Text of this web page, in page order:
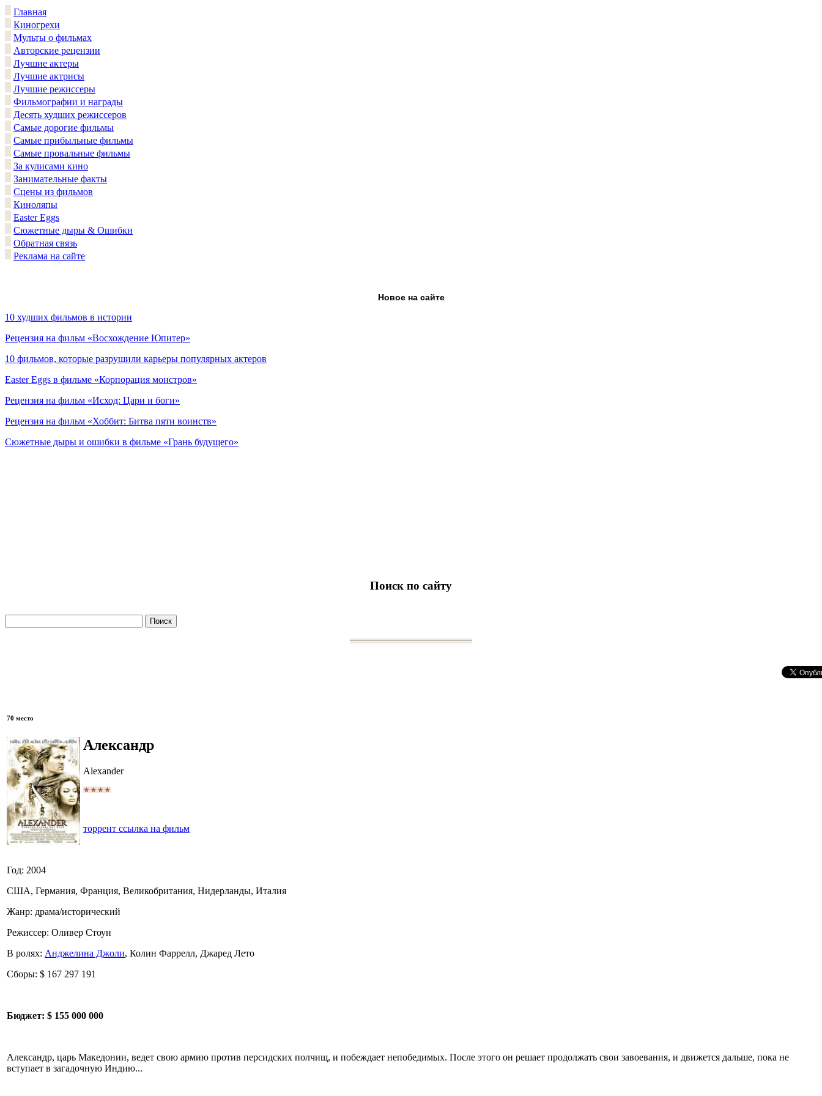
Главная
Киногрехи
Мульты о фильмах
Авторские рецензии
Лучшие актеры
Лучшие актрисы
Лучшие режиссеры
Фильмографии и награды
Десять худших режиссеров
Самые дорогие фильмы
Самые прибыльные фильмы
Самые провальные фильмы
За кулисами кино
Занимательные факты
Сцены из фильмов
Киноляпы
Easter Eggs
Сюжетные дыры & Ошибки
Обратная связь
Реклама на сайте
Новое на сайте
10 худших фильмов в истории
Рецензия на фильм «Восхождение Юпитер»
10 фильмов, которые разрушили карьеры популярных актеров
Easter Eggs в фильме «Корпорация монстров»
Рецензия на фильм «Исход: Цари и боги»
Рецензия на фильм «Хоббит: Битва пяти воинств»
Сюжетные дыры и ошибки в фильме «Грань будущего»
Поиск по сайту
70 место
Александр
Alexander
торрент ссылка на фильм
Год: 2004
США, Германия, Франция, Великобритания, Нидерланды, Италия
Жанр: драма/исторический
Режиссер: Оливер Стоун
В ролях: Анджелина Джоли, Колин Фаррелл, Джаред Лето
Сборы: $ 167 297 191
Бюджет: $ 155 000 000
Александр, царь Македонии, ведет свою армию против персидских полчищ, и побеждает непобедимых. После этого он решает продолжать свои завоевания, и движется дальше, пока не
вступает в загадочную Индию...